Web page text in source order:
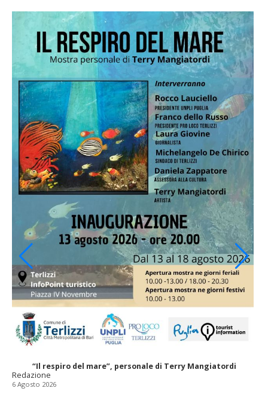
“Il respiro del mare”, personale di Terry Mangiatordi
Redazione
6 Agosto 2026